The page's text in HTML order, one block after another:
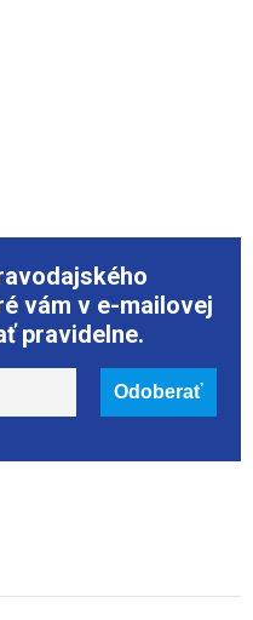
vám v e-mailovej
pravidelne.